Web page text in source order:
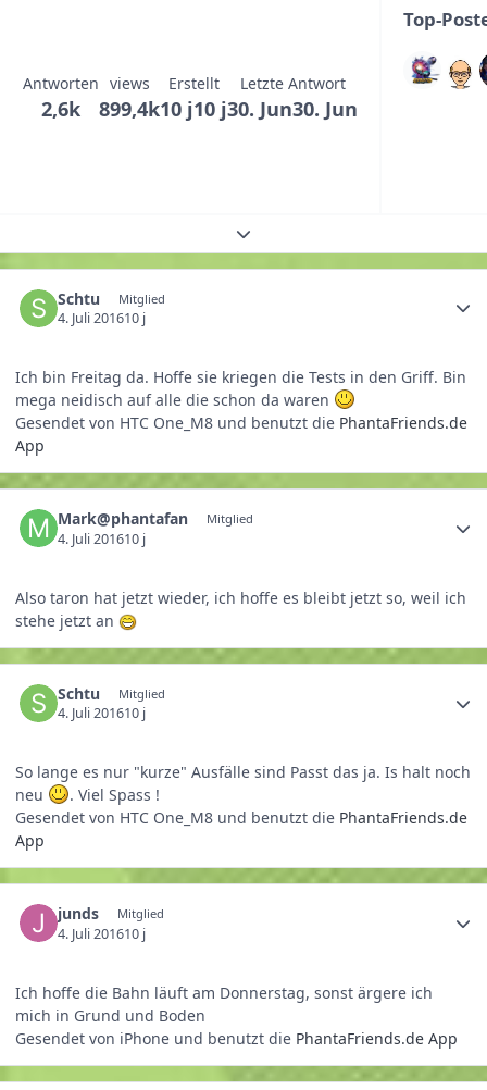
Antworten
2,6k
views
899,4k
Erstellt
10 j10 j
Letzte Antwort
30. Jun30. Jun
Top-
Themenübersicht erweitern
Schtu Mitglied
4. Juli 201610 j
Ich bin Freitag da. Hoffe sie kriegen die Tests in den Griff. Bin
mega neidisch auf alle die schon da waren
Gesendet von HTC One_M8 und benutzt die PhantaFriends.de
App
Mark@phantafan Mitglied
4. Juli 201610 j
Also taron hat jetzt wieder, ich hoffe es bleibt jetzt so, weil ich
stehe jetzt an
Schtu Mitglied
4. Juli 201610 j
So lange es nur "kurze" Ausfälle sind Passt das ja. Is halt noch
neu
. Viel Spass !
Gesendet von HTC One_M8 und benutzt die PhantaFriends.de
App
junds Mitglied
4. Juli 201610 j
Ich hoffe die Bahn läuft am Donnerstag, sonst ärgere ich
mich in Grund und Boden
Gesendet von iPhone und benutzt die PhantaFriends.de App